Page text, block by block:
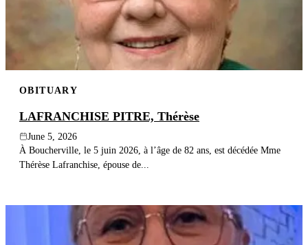
OBITUARY
LAFRANCHISE PITRE, Thérèse
June 5, 2026
À Boucherville, le 5 juin 2026, à l’âge de 82 ans, est décédée Mme
Thérèse Lafranchise, épouse de...